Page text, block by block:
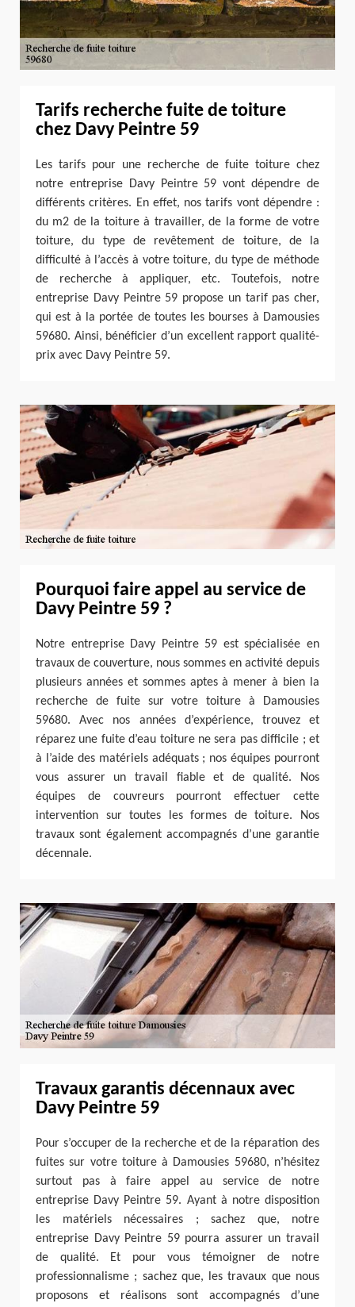
Tarifs recherche fuite de toiture
chez Davy Peintre 59
Les tarifs pour une recherche de fuite toiture chez
notre entreprise Davy Peintre 59 vont dépendre de
différents critères. En effet, nos tarifs vont dépendre :
du m2 de la toiture à travailler, de la forme de votre
toiture, du type de revêtement de toiture, de la
difficulté à l’accès à votre toiture, du type de méthode
de recherche à appliquer, etc. Toutefois, notre
entreprise Davy Peintre 59 propose un tarif pas cher,
qui est à la portée de toutes les bourses à Damousies
59680. Ainsi, bénéficier d’un excellent rapport qualité-
prix avec Davy Peintre 59.
Pourquoi faire appel au service de
Davy Peintre 59 ?
Notre entreprise Davy Peintre 59 est spécialisée en
travaux de couverture, nous sommes en activité depuis
plusieurs années et sommes aptes à mener à bien la
recherche de fuite sur votre toiture à Damousies
59680. Avec nos années d’expérience, trouvez et
réparez une fuite d’eau toiture ne sera pas difficile ; et
à l’aide des matériels adéquats ; nos équipes pourront
vous assurer un travail fiable et de qualité. Nos
équipes de couvreurs pourront effectuer cette
intervention sur toutes les formes de toiture. Nos
travaux sont également accompagnés d’une garantie
décennale.
Travaux garantis décennaux avec
Davy Peintre 59
Pour s’occuper de la recherche et de la réparation des
fuites sur votre toiture à Damousies 59680, n’hésitez
surtout pas à faire appel au service de notre
entreprise Davy Peintre 59. Ayant à notre disposition
les matériels nécessaires ; sachez que, notre
entreprise Davy Peintre 59 pourra assurer un travail
de qualité. Et pour vous témoigner de notre
professionnalisme ; sachez que, les travaux que nous
proposons et réalisons sont accompagnés d’une